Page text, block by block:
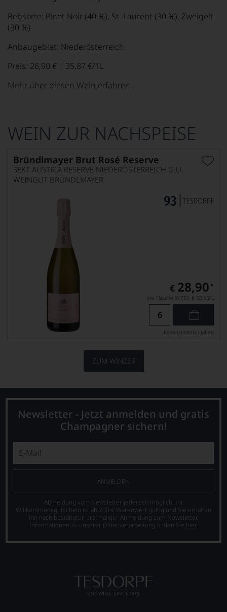
Rebsorte: Pinot Noir (40 %), St. Laurent (30 %), Zweigelt
(30 %)
Anbaugebiet: Niederösterreich
Preis: 26,90 € | 35,87 €/1L
Mehr über diesen Wein erfahren.
WEIN ZUR NACHSPEISE
Bründlmayer Brut Rosé Reserve
SEKT AUSTRIA RESERVE NIEDERÖSTERREICH G.U.
WEINGUT BRÜNDLMAYER
€ 28,90 *
pro Flasche (0.75l), € 38,53/L
Lebensmittel­angaben
ZUM WINZER
Newsletter - Jetzt anmelden und gratis
Champagner sichern!
ANMELDEN
Abmeldung vom Newsletter jederzeit möglich. Ihr
Willkommensgutschein ist ab 200 € Warenwert gültig und Sie erhalten
ihn nach bestätigter, erstmaliger Anmeldung zum Newsletter.
Informationen zu unserer Datenverarbeitung finden Sie hier.